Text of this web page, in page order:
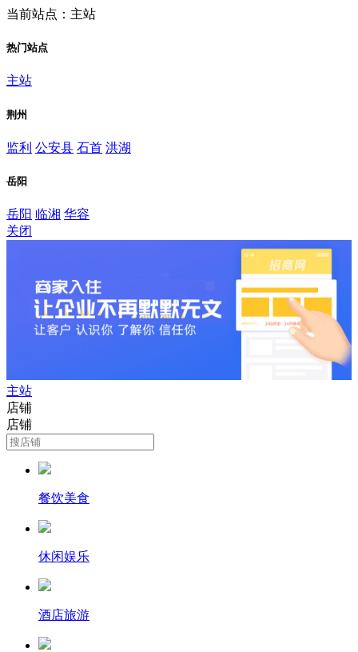
当前站点：主站
热门站点
主站
荆州
监利 公安县 石首 洪湖
岳阳
岳阳 临湘 华容
关闭
主站
店铺
店铺
餐饮美食
休闲娱乐
酒店旅游